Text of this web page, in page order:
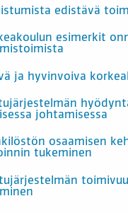
edistävä
esimerkit
ja hyvinvoiva
johtamisessa
osaamisen
tukeminen